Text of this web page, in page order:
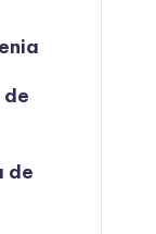
de
de